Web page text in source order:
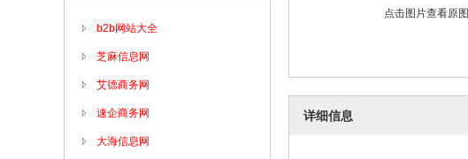
b2b网站大全
芝麻信息网
艾德商务网
速企商务网
大海信息网
点击图片查看原图
详细信息